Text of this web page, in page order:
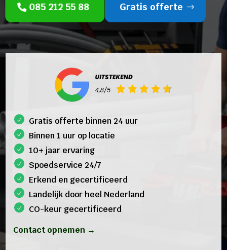
085 212 55 88 Gratis offerte
Gratis offerte binnen 24 uur
Binnen 1 uur op locatie
10+ jaar ervaring
Spoedservice 24/7
Erkend en gecertificeerd
Landelijk door heel Nederland
CO-keur gecertificeerd
Contact opnemen →